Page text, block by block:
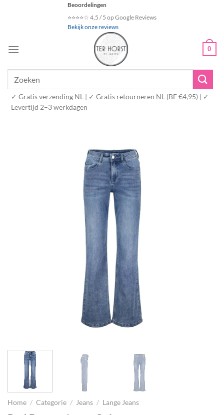
Beoordelingen
⭐⭐⭐⭐☆ 4,5 / 5 op Google Reviews
Bekijk onze reviews
0
✓ Gratis verzending NL | ✓ Gratis retourneren NL (BE €4,95) | ✓
Levertijd 2–3 werkdagen
Home / Categorie / Jeans / Lange Jeans